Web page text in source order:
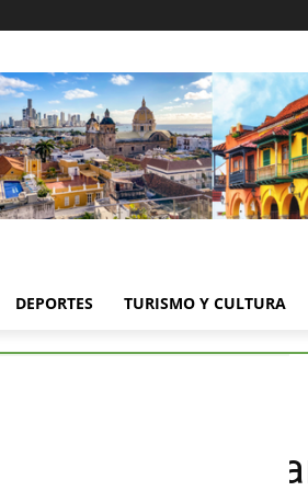
DEPORTES TURISMO Y CULTURA
clave